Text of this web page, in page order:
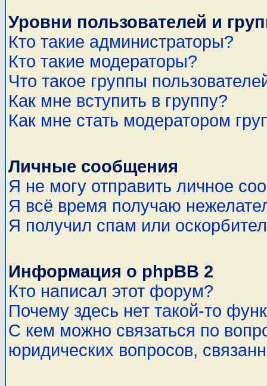
Уровни пользователей и
Кто такие администраторы?
Кто такие модераторы?
Что такое группы
Как мне вступить в группу?
Как мне стать модератором
Личные сообщения
Я не могу отправить личное
Я всё время получаю
Я получил спам или
Информация о phpBB 2
Кто написал этот форум?
Почему здесь нет такой-то
С кем можно связаться по
юридических вопросов,